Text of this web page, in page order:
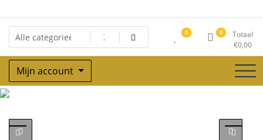
naar
de
inhoud
0 0
Totaal
€0,00
Mijn account